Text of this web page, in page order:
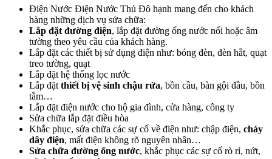
Điện Nước Điện Nước Thủ Đô hạnh mang đến cho khách
hàng những dịch vụ sửa chữa:
Lắp đặt đường điện, lắp đặt đường ống nước nổi hoặc âm
tường theo yêu cầu của khách hàng.
Lắp đặt các thiết bị sử dụng điện như: bóng đèn, đèn hắt, quạt
treo tường, quạt
Lắp đặt hệ thống lọc nước
Lắp đặtthiết bị vệ sinh chậu rửa, bồn cầu, bàn gội đầu, bồn
tắm…
Lắp đặt điện nước cho hộ gia đình, cửa hàng, công ty
Sửa chữa lắp đặt điều hòa
Khắc phục, sửa chữa các sự cố về điện như: chập điện, cháy
dây điện, mất điện không rõ nguyên nhân…
Sửa chữa đường ống nước, khắc phục các sự cố rò rỉ, nứt,